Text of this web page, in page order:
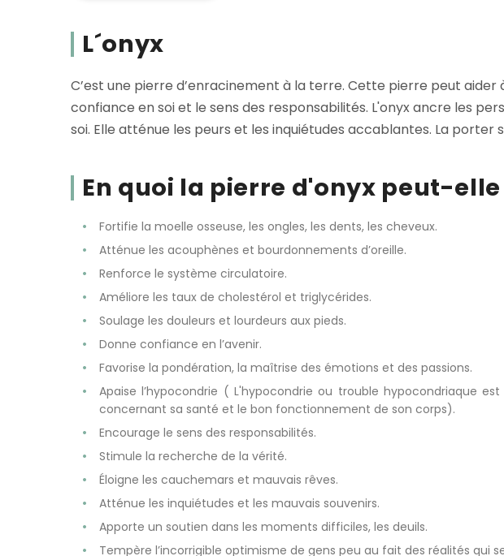
L´onyx
C’est une pierre d’enracinement à la terre. Cette pierre peut
confiance en soi et le sens des responsabilités. L'onyx ancre les
soi. Elle atténue les peurs et les inquiétudes accablantes. La
En quoi la pierre d'onyx peut-
Fortifie la moelle osseuse, les ongles, les dents, les cheveux.
Atténue les acouphènes et bourdonnements d’oreille.
Renforce le système circulatoire.
Améliore les taux de cholestérol et triglycérides.
Soulage les douleurs et lourdeurs aux pieds.
Donne confiance en l’avenir.
Favorise la pondération, la maîtrise des émotions et des passions.
Apaise l’hypocondrie ( L'hypocondrie ou trouble hypocondriaque
concernant sa santé et le bon fonctionnement de son corps).
Encourage le sens des responsabilités.
Stimule la recherche de la vérité.
Éloigne les cauchemars et mauvais rêves.
Atténue les inquiétudes et les mauvais souvenirs.
Apporte un soutien dans les moments difficiles, les deuils.
Tempère l’incorrigible optimisme de gens peu au fait des réalités qui